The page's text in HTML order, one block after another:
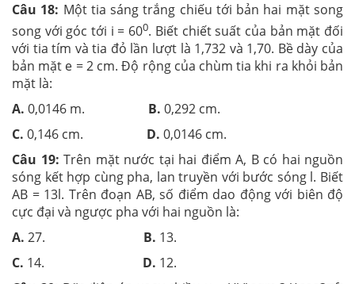
Câu 18: Một tia sáng trắng chiếu tới bản hai mặt song
song với góc tới i = 600. Biết chiết suất của bản mặt đối
với tia tím và tia đỏ lần lượt là 1,732 và 1,70. Bề dày của
bản mặt e = 2 cm. Độ rộng của chùm tia khi ra khỏi bản
mặt là:
A. 0,0146 m. B. 0,292 cm.
C. 0,146 cm. D. 0,0146 cm.
Câu 19: Trên mặt nước tại hai điểm A, B có hai nguồn
sóng kết hợp cùng pha, lan truyền với bước sóng l. Biết
AB = 13l. Trên đoạn AB, số điểm dao động với biên độ
cực đại và ngược pha với hai nguồn là:
A. 27. B. 13.
C. 14. D. 12.